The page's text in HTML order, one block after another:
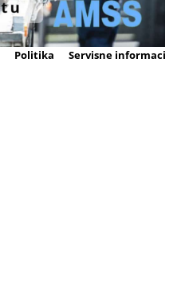
Politika Servisne informacije